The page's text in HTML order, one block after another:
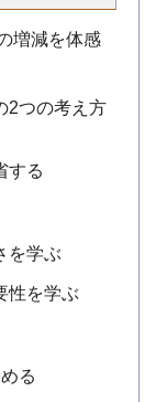
増減を体感
2つの考え方
する
を学ぶ
性を学ぶ
る